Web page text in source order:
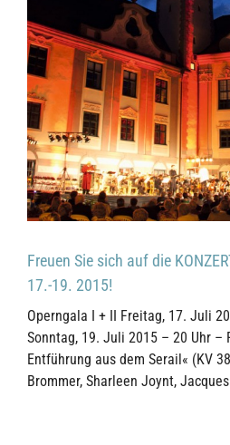
Freuen Sie sich auf die
17.-19. 2015!
Operngala I + II Freitag, 17. Juli
Sonntag, 19. Juli 2015 – 20 Uhr –
Entführung aus dem Serail« (KV
Brommer, Sharleen Joynt,